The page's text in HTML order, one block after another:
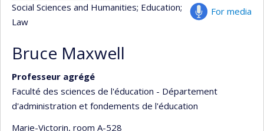
For media
Social Sciences and Humanities; Education;
Law
Bruce Maxwell
Professeur agrégé
Faculté des sciences de l'éducation - Département
d'administration et fondements de l'éducation
Marie-Victorin, room A-528